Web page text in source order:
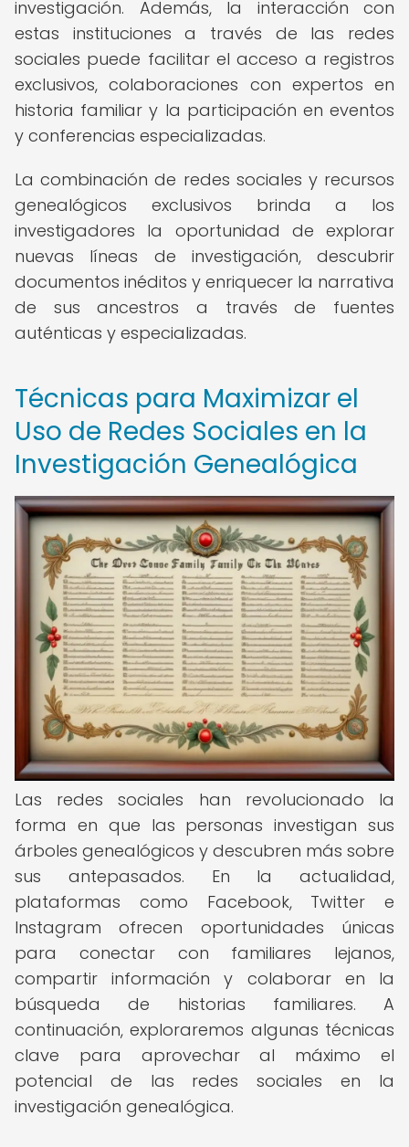
investigación. Además, la interacción con
estas instituciones a través de las redes
sociales puede facilitar el acceso a registros
exclusivos, colaboraciones con expertos en
historia familiar y la participación en eventos
y conferencias especializadas.
La combinación de redes sociales y recursos
genealógicos exclusivos brinda a los
investigadores la oportunidad de explorar
nuevas líneas de investigación, descubrir
documentos inéditos y enriquecer la narrativa
de sus ancestros a través de fuentes
auténticas y especializadas.
Técnicas para Maximizar el
Uso de Redes Sociales en la
Investigación Genealógica
Las redes sociales han revolucionado la
forma en que las personas investigan sus
árboles genealógicos y descubren más sobre
sus antepasados. En la actualidad,
plataformas como Facebook, Twitter e
Instagram ofrecen oportunidades únicas
para conectar con familiares lejanos,
compartir información y colaborar en la
búsqueda de historias familiares. A
continuación, exploraremos algunas técnicas
clave para aprovechar al máximo el
potencial de las redes sociales en la
investigación genealógica.